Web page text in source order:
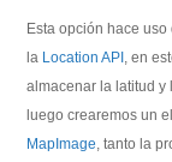
Esta opción hace
la Location API , en
almacenar la latitud y
luego crearemos un
MapImage , tanto la